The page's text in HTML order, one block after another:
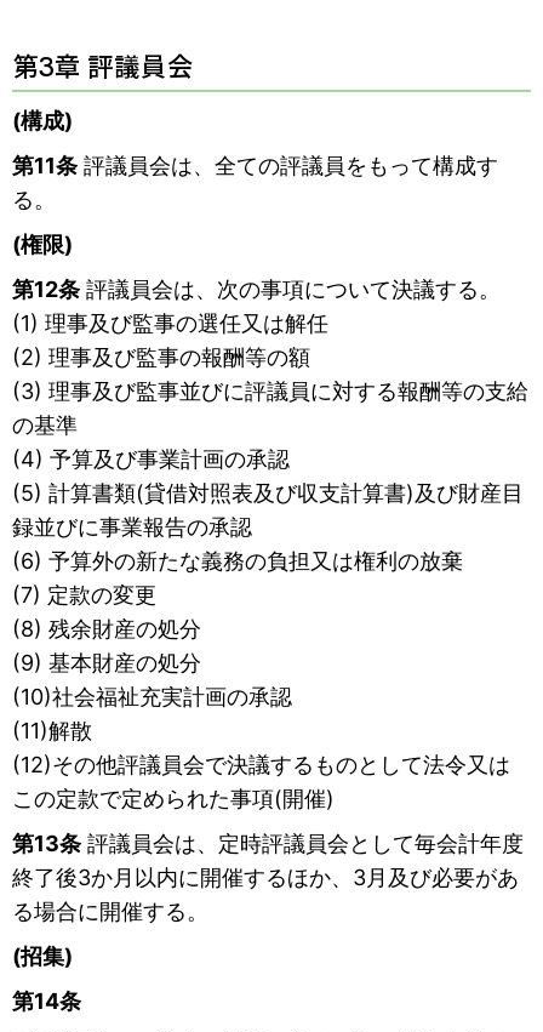
第3章 評議員会
(構成)
第11条 評議員会は、全ての評議員をもって構成す
る。
(権限)
第12条 評議員会は、次の事項について決議する。
(1) 理事及び監事の選任又は解任
(2) 理事及び監事の報酬等の額
(3) 理事及び監事並びに評議員に対する報酬等の支給
の基準
(4) 予算及び事業計画の承認
(5) 計算書類(貸借対照表及び収支計算書)及び財産目
録並びに事業報告の承認
(6) 予算外の新たな義務の負担又は権利の放棄
(7) 定款の変更
(8) 残余財産の処分
(9) 基本財産の処分
(10)社会福祉充実計画の承認
(11)解散
(12)その他評議員会で決議するものとして法令又は
この定款で定められた事項(開催)
第13条 評議員会は、定時評議員会として毎会計年度
終了後3か月以内に開催するほか、3月及び必要があ
る場合に開催する。
(招集)
第14条